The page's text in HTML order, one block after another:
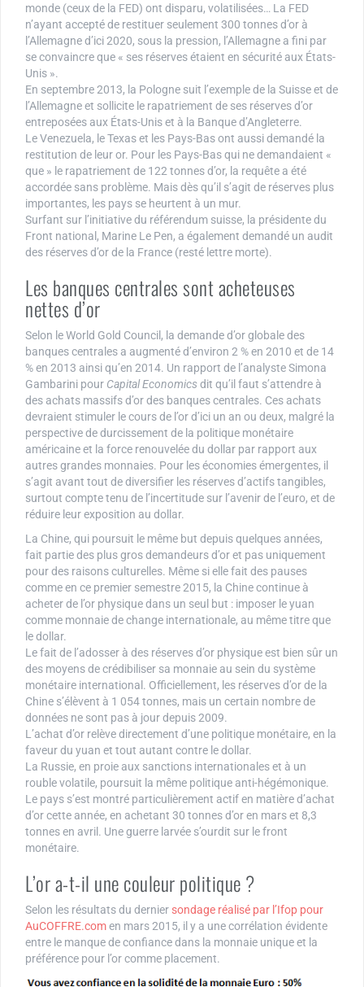
monde (ceux de la FED) ont disparu, volatilisées… La FED
n’ayant accepté de restituer seulement 300 tonnes d’or à
l’Allemagne d’ici 2020, sous la pression, l’Allemagne a fini par
se convaincre que « ses réserves étaient en sécurité aux États-
Unis ».
En septembre 2013, la Pologne suit l’exemple de la Suisse et de
l’Allemagne et sollicite le rapatriement de ses réserves d’or
entreposées aux États-Unis et à la Banque d’Angleterre.
Le Venezuela, le Texas et les Pays-Bas ont aussi demandé la
restitution de leur or. Pour les Pays-Bas qui ne demandaient «
que » le rapatriement de 122 tonnes d’or, la requête a été
accordée sans problème. Mais dès qu’il s’agit de réserves plus
importantes, les pays se heurtent à un mur.
Surfant sur l’initiative du référendum suisse, la présidente du
Front national, Marine Le Pen, a également demandé un audit
des réserves d’or de la France (resté lettre morte).
Les banques centrales sont acheteuses
nettes d’or
Selon le World Gold Council, la demande d’or globale des
banques centrales a augmenté d’environ 2 % en 2010 et de 14
% en 2013 ainsi qu’en 2014. Un rapport de l’analyste Simona
Gambarini pour Capital Economicsdit qu’il faut s’attendre à
des achats massifs d’or des banques centrales. Ces achats
devraient stimuler le cours de l’or d’ici un an ou deux, malgré la
perspective de durcissement de la politique monétaire
américaine et la force renouvelée du dollar par rapport aux
autres grandes monnaies. Pour les économies émergentes, il
s’agit avant tout de diversifier les réserves d’actifs tangibles,
surtout compte tenu de l’incertitude sur l’avenir de l’euro, et de
réduire leur exposition au dollar.
La Chine, qui poursuit le même but depuis quelques années,
fait partie des plus gros demandeurs d’or et pas uniquement
pour des raisons culturelles. Même si elle fait des pauses
comme en ce premier semestre 2015, la Chine continue à
acheter de l’or physique dans un seul but : imposer le yuan
comme monnaie de change internationale, au même titre que
le dollar.
Le fait de l’adosser à des réserves d’or physique est bien sûr un
des moyens de crédibiliser sa monnaie au sein du système
monétaire international. Officiellement, les réserves d’or de la
Chine s’élèvent à 1 054 tonnes, mais un certain nombre de
données ne sont pas à jour depuis 2009.
L’achat d’or relève directement d’une politique monétaire, en la
faveur du yuan et tout autant contre le dollar.
La Russie, en proie aux sanctions internationales et à un
rouble volatile, poursuit la même politique anti-hégémonique.
Le pays s’est montré particulièrement actif en matière d’achat
d’or cette année, en achetant 30 tonnes d’or en mars et 8,3
tonnes en avril. Une guerre larvée s’ourdit sur le front
monétaire.
L’or a-t-il une couleur politique ?
Selon les résultats du dernier sondage réalisé par l’Ifop pour
AuCOFFRE.comen mars 2015, il y a une corrélation évidente
entre le manque de confiance dans la monnaie unique et la
préférence pour l’or comme placement.